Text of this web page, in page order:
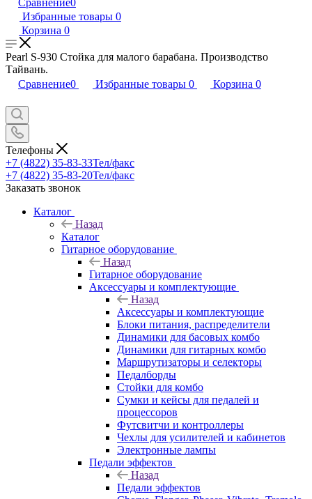
Сравнение0
Избранные товары 0
Корзина 0
Pearl S-930 Стойка для малого барабана. Производство
Тайвань.
Сравнение0 Избранные товары 0 Корзина 0
Телефоны
+7 (4822) 35-83-33Тел/факс
+7 (4822) 35-83-20Тел/факс
Заказать звонок
Каталог
Назад
Каталог
Гитарное оборудование
Назад
Гитарное оборудование
Аксессуары и комплектующие
Назад
Аксессуары и комплектующие
Блоки питания, распределители
Динамики для басовых комбо
Динамики для гитарных комбо
Маршрутизаторы и селекторы
Педалборды
Стойки для комбо
Сумки и кейсы для педалей и
процессоров
Футсвитчи и контроллеры
Чехлы для усилителей и кабинетов
Электронные лампы
Педали эффектов
Назад
Педали эффектов